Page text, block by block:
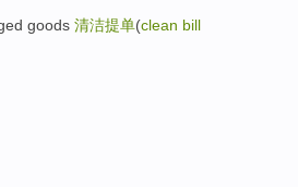
goods 清洁提单(clean bill